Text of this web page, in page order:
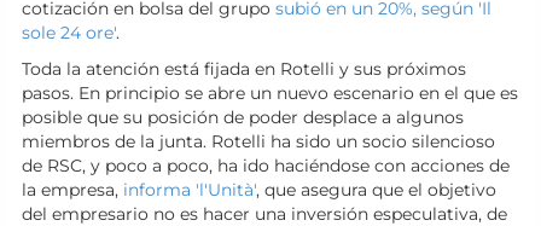
cotización en bolsa del grupo subió en un 20%, según 'Il
sole 24 ore'.
Toda la atención está fijada en Rotelli y sus próximos
pasos. En principio se abre un nuevo escenario en el que es
posible que su posición de poder desplace a algunos
miembros de la junta. Rotelli ha sido un socio silencioso
de RSC, y poco a poco, ha ido haciéndose con acciones de
la empresa, informa 'l'Unità', que asegura que el objetivo
del empresario no es hacer una inversión especulativa, de